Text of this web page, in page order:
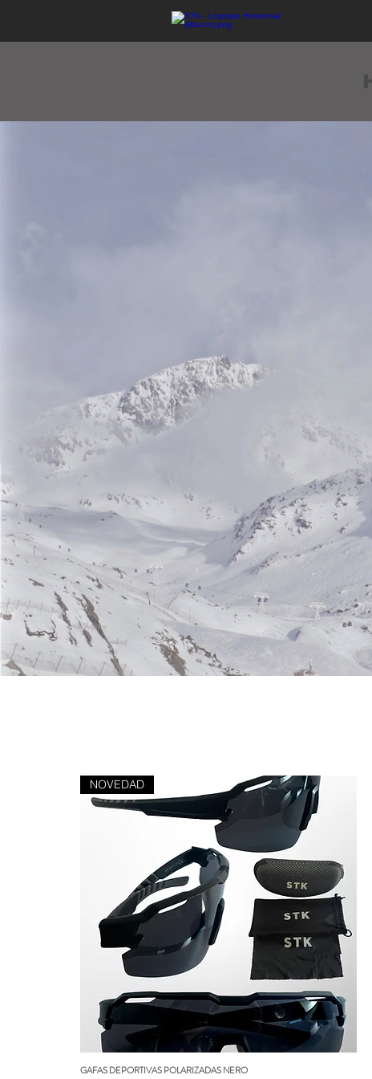
Vista rápida
NOVEDAD
GAFAS DEPORTIVAS POLARIZADAS NERO